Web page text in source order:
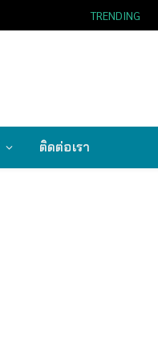
TRENDING
ติดต่อเรา